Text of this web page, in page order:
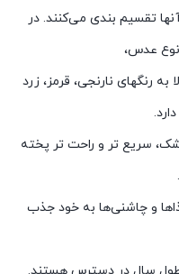
تقسیم بندی می‌کنند. در
عدس،
رنگهای نارنجی، قرمز، زرد
سریع تر و راحت تر پخته
و چاشنی‌ها به خود جذب